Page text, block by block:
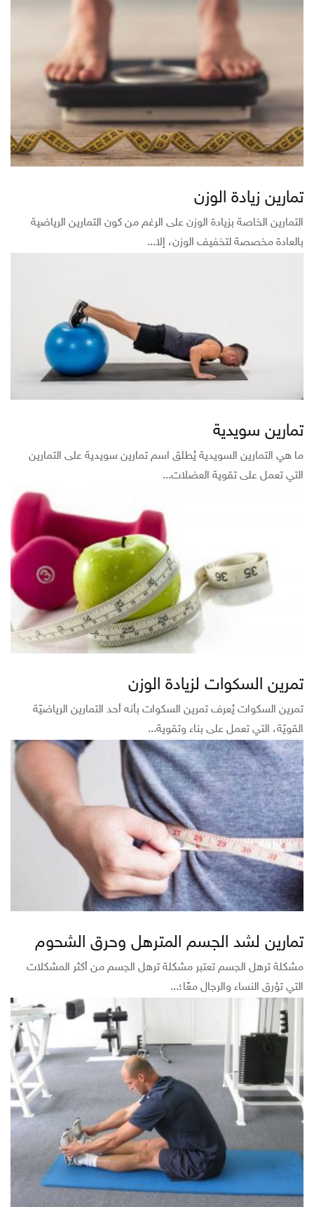
تمارين زيادة الوزن
التمارين الخاصة بزيادة الوزن على الرغم من كون التمارين الرياضية
بالعادة مخصصة لتخفيف الوزن، إلا...
تمارين سويدية
ما هي التمارين السويدية يُطلق اسم تمارين سويدية على التمارين
التي تعمل على تقوية العضلات...
تمرين السكوات لزيادة الوزن
تمرين السكوات يُعرف تمرين السكوات بأنه أحد التمارين الرياضيّة
القويّة، التي تعمل على بناء وتقوية...
تمارين لشد الجسم المترهل وحرق الشحوم
مشكلة ترهل الجسم تعتبر مشكلة ترهل الجسم من أكثر المشكلات
التي تؤرق النساء والرجال معًا؛...